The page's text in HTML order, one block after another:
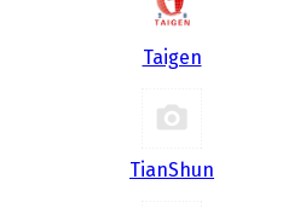
Taigen
TianShun